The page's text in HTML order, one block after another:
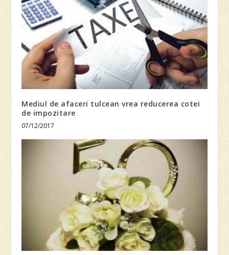
Mediul de afaceri tulcean vrea reducerea cotei
de impozitare
07/12/2017